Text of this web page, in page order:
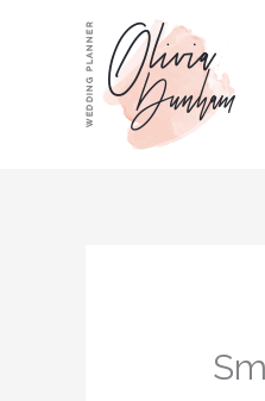
contenido